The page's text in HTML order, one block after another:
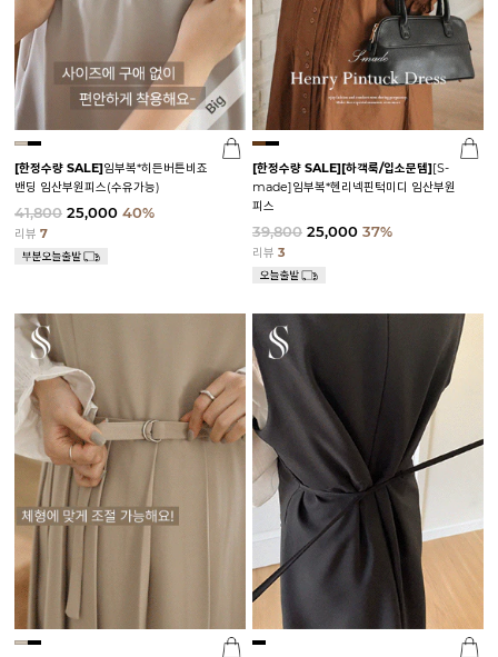
[한정수량 SALE]임부복*히든버튼비죠
밴딩 임산부원피스(수유가능)
41,800 25,000 40%
리뷰 7
[한정수량 SALE][하객룩/입소문템][S-
made]임부복*헨리넥핀턱미디 임산부원
피스
39,800 25,000 37%
리뷰 3